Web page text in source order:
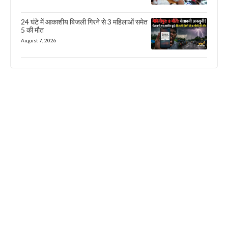
24 घंटे में आकाशीय बिजली गिरने से 3 महिलाओं समेत
5 की मौत
August 7, 2026